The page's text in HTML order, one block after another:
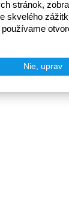
stránok,
skvelého
Nie, uprav